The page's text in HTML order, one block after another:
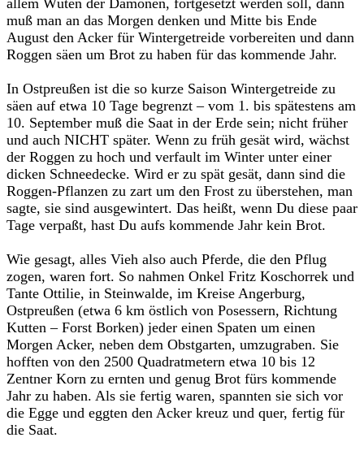
allem Wüten der Dämo­nen, fortgesetzt werden soll, dann
muß man an das Morgen denken und Mitte bis Ende
August den Acker für Wintergetreide vorbereiten und dann
Roggen säen um Brot zu haben für das kommende Jahr.
In Ostpreußen ist die so kurze Saison Wintergetreide zu
säen auf etwa 10 Tage begrenzt – vom 1. bis spätestens am
10. September muß die Saat in der Erde sein; nicht früher
und auch NICHT später. Wenn zu früh gesät wird, wächst
der Roggen zu hoch und verfault im Winter unter einer
dicken Schneedecke. Wird er zu spät gesät, dann sind die
Roggen-Pflanzen zu zart um den Frost zu überstehen, man
sagte, sie sind ausgewintert. Das heißt, wenn Du diese paar
Tage verpaßt, hast Du aufs kommende Jahr kein Brot.
Wie gesagt, alles Vieh also auch Pferde, die den Pflug
zogen, waren fort. So nahmen Onkel Fritz Koschorrek und
Tante Ottilie, in Steinwalde, im Kreise Angerburg,
Ostpreußen (etwa 6 km östlich von Posessern, Richtung
Kutten – Forst Borken) jeder einen Spaten um einen
Morgen Acker, neben dem Obstgarten, umzugraben. Sie
hofften von den 2500 Quadratmetern etwa 10 bis 12
Zentner Korn zu ernten und genug Brot fürs kommende
Jahr zu haben. Als sie fertig waren, spannten sie sich vor
die Egge und eggten den Acker kreuz und quer, fertig für
die Saat.